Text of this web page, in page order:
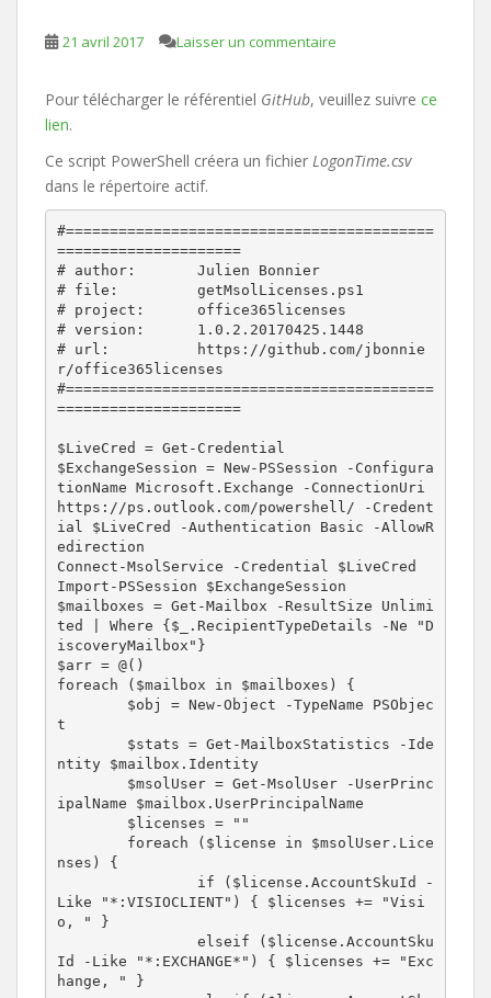
21 avril 2017 Laisser un commentaire
Pour télécharger le référentiel GitHub, veuillez suivre ce
lien.
Ce script PowerShell créera un fichier LogonTime.csv
dans le répertoire actif.
#==========================================
=====================
# author:	Julien Bonnier
# file:		getMsolLicenses.ps1
# project:	office365licenses
# version:	1.0.2.20170425.1448
# url:		https://github.com/jbonnie
r/office365licenses
#==========================================
=====================
$LiveCred = Get-Credential
$ExchangeSession = New-PSSession -Configura
tionName Microsoft.Exchange -ConnectionUri
https://ps.outlook.com/powershell/ -Credent
ial $LiveCred -Authentication Basic -AllowR
edirection
Connect-MsolService -Credential $LiveCred
Import-PSSession $ExchangeSession
$mailboxes = Get-Mailbox -ResultSize Unlimi
ted | Where {$_.RecipientTypeDetails -Ne "D
iscoveryMailbox"}
$arr = @()
foreach ($mailbox in $mailboxes) {
t
ntity $mailbox.Identity
ipalName $mailbox.UserPrincipalName
nses) {
Like "*:VISIOCLIENT") { $licenses += "Visi
o, " }
Id -Like "*:EXCHANGE*") { $licenses += "Exc
hange, " }